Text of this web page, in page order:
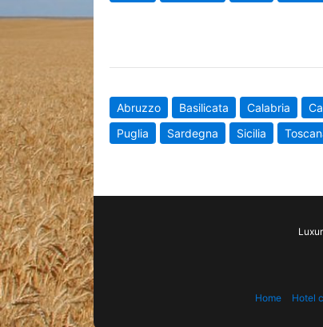
Abruzzo Basilicata Calabria
Puglia
Sardegna Sicilia
Home Hotel